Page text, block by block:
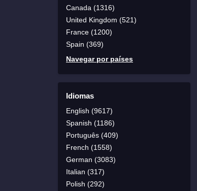
Canada (1316)
United Kingdom (521)
France (1200)
Spain (369)
Navegar por países
Idiomas
English (9617)
Spanish (1186)
Português (409)
French (1558)
German (3083)
Italian (317)
Polish (292)